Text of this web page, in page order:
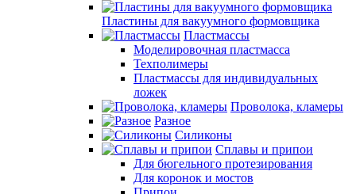
Пластины для вакуумного формовщика
Пластмассы
Моделировочная пластмасса
Техполимеры
Пластмассы для индивидуальных
ложек
Проволока, кламеры
Разное
Силиконы
Сплавы и припои
Для бюгельного протезирования
Для коронок и мостов